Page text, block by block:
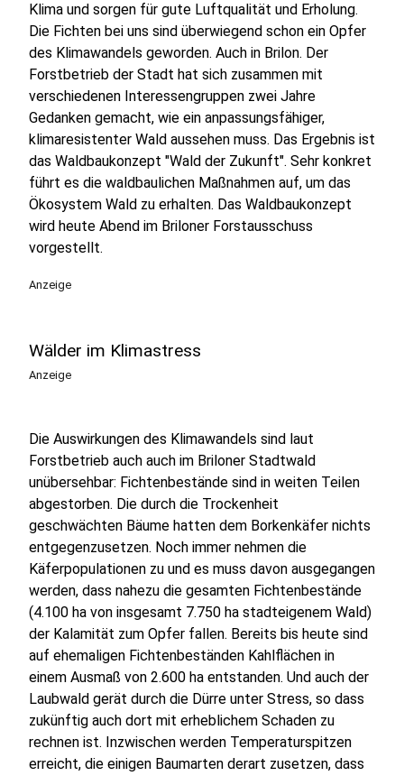
Klima und sorgen für gute Luftqualität und Erholung.
Die Fichten bei uns sind überwiegend schon ein Opfer
des Klimawandels geworden. Auch in Brilon. Der
Forstbetrieb der Stadt hat sich zusammen mit
verschiedenen Interessengruppen zwei Jahre
Gedanken gemacht, wie ein anpassungsfähiger,
klimaresistenter Wald aussehen muss. Das Ergebnis ist
das Waldbaukonzept "Wald der Zukunft". Sehr konkret
führt es die waldbaulichen Maßnahmen auf, um das
Ökosystem Wald zu erhalten. Das Waldbaukonzept
wird heute Abend im Briloner Forstausschuss
vorgestellt.
Anzeige
Wälder im Klimastress
Anzeige
Die Auswirkungen des Klimawandels sind laut
Forstbetrieb auch auch im Briloner Stadtwald
unübersehbar: Fichtenbestände sind in weiten Teilen
abgestorben. Die durch die Trockenheit
geschwächten Bäume hatten dem Borkenkäfer nichts
entgegenzusetzen. Noch immer nehmen die
Käferpopulationen zu und es muss davon ausgegangen
werden, dass nahezu die gesamten Fichtenbestände
(4.100 ha von insgesamt 7.750 ha stadteigenem Wald)
der Kalamität zum Opfer fallen. Bereits bis heute sind
auf ehemaligen Fichtenbeständen Kahlflächen in
einem Ausmaß von 2.600 ha entstanden. Und auch der
Laubwald gerät durch die Dürre unter Stress, so dass
zukünftig auch dort mit erheblichem Schaden zu
rechnen ist. Inzwischen werden Temperaturspitzen
erreicht, die einigen Baumarten derart zusetzen, dass